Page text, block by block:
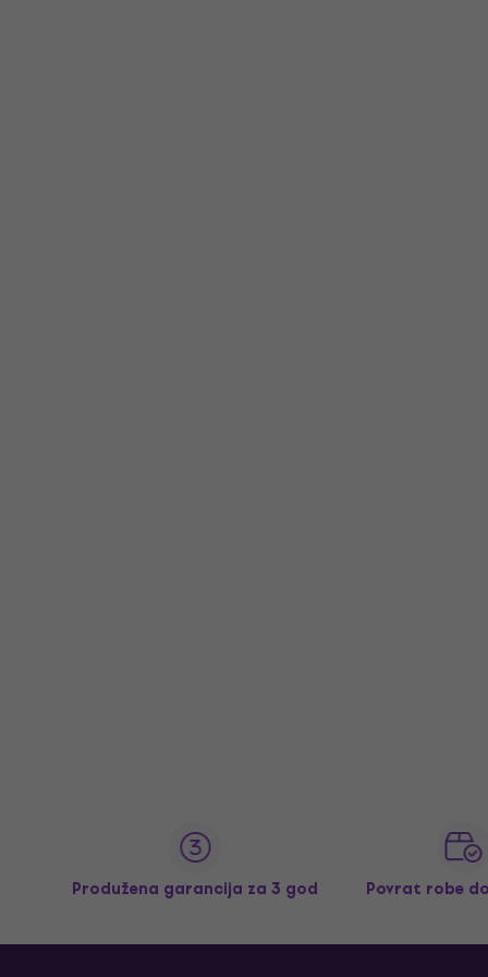
Produžena garancija za 3 god Povrat robe